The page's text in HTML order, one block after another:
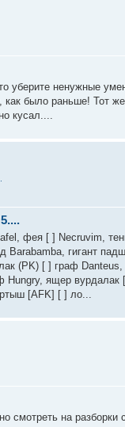
уберите ненужные
как было раньше! Тот
кусал....
фея [ ] Necruvim,
Barabamba, гигант
(PK) [ ] граф Danteus,
Hungry, ящер вурдалак
[AFK] [ ] ло...
смотреть на разборки